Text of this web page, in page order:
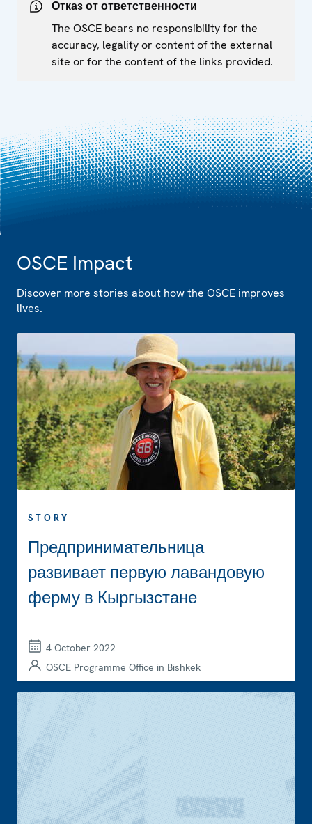
Отказ от ответственности
The OSCE bears no responsibility for the
accuracy, legality or content of the external
site or for the content of the links provided.
OSCE Impact
Discover more stories about how the OSCE improves
lives.
STORY
Предпринимательница
развивает первую лавандовую
ферму в Кыргызстане
4 October 2022
OSCE Programme Office in Bishkek